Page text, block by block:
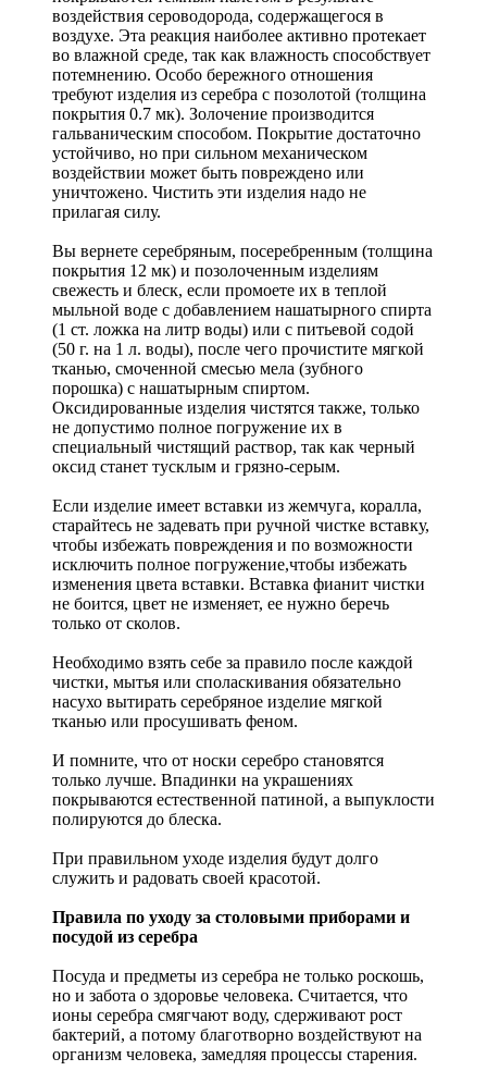
воздействия сероводорода, содержащегося в
воздухе. Эта реакция наиболее активно протекает
во влажной среде, так как влажность способствует
потемнению. Особо бережного отношения
требуют изделия из серебра с позолотой (толщина
покрытия 0.7 мк). Золочение производится
гальваническим способом. Покрытие достаточно
устойчиво, но при сильном механическом
воздействии может быть повреждено или
уничтожено. Чистить эти изделия надо не
прилагая силу.
Вы вернете серебряным, посеребренным (толщина
покрытия 12 мк) и позолоченным изделиям
свежесть и блеск, если промоете их в теплой
мыльной воде с добавлением нашатырного спирта
(1 ст. ложка на литр воды) или с питьевой содой
(50 г. на 1 л. воды), после чего прочистите мягкой
тканью, смоченной смесью мела (зубного
порошка) с нашатырным спиртом.
Оксидированные изделия чистятся также, только
не допустимо полное погружение их в
специальный чистящий раствор, так как черный
оксид станет тусклым и грязно-серым.
Если изделие имеет вставки из жемчуга, коралла,
старайтесь не задевать при ручной чистке вставку,
чтобы избежать повреждения и по возможности
исключить полное погружение,чтобы избежать
изменения цвета вставки. Вставка фианит чистки
не боится, цвет не изменяет, ее нужно беречь
только от сколов.
Необходимо взять себе за правило после каждой
чистки, мытья или споласкивания обязательно
насухо вытирать серебряное изделие мягкой
тканью или просушивать феном.
И помните, что от носки серебро становятся
только лучше. Впадинки на украшениях
покрываются естественной патиной, а выпуклости
полируются до блеска.
При правильном уходе изделия будут долго
служить и радовать своей красотой.
Правила по уходу за столовыми приборами и
посудой из серебра
Посуда и предметы из серебра не только роскошь,
но и забота о здоровье человека. Считается, что
ионы серебра смягчают воду, сдерживают рост
бактерий, а потому благотворно воздействуют на
организм человека, замедляя процессы старения.